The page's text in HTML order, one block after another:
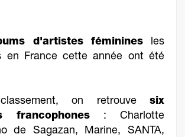
d'artistes féminines les
en France cette année ont été
on retrouve six
francophones : Charlotte
de Sagazan, Marine, SANTA,